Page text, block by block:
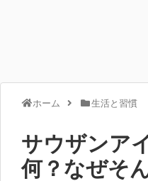
ホーム 生活と習慣
サウザンア
何？なぜそ